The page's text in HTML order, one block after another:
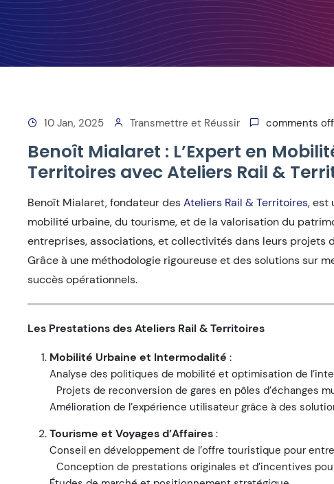
10 Jan, 2025 Transmettre et Réussir comments off
Benoît Mialaret : L’Expert en
Territoires avec Ateliers Rail &
Benoît Mialaret, fondateur desAteliers Rail & Territoires, est
mobilité urbaine, du tourisme, et de la valorisation du
entreprises, associations, et collectivités dans leurs projets
Grâce à une méthodologie rigoureuse et des solutions sur
succès opérationnels.
Les Prestations des Ateliers Rail & Territoires
Mobilité Urbaine et Intermodalité :
Analyse des politiques de mobilité et optimisation de
Projets de reconversion de gares en pôles d’échanges
Amélioration de l’expérience utilisateur grâce à des
Tourisme et Voyages d’Affaires:
Conseil en développement de l’offre touristique pour
Conception de prestations originales et d’incentives